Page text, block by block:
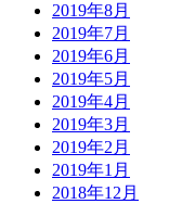
2019年8月
2019年7月
2019年6月
2019年5月
2019年4月
2019年3月
2019年2月
2019年1月
2018年12月